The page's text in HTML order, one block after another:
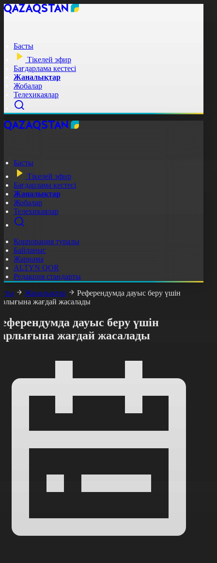
Басты
Тікелей эфир
Бағдарлама кестесі
Жаңалықтар
Жобалар
Телехикаялар
Басты
Тікелей эфир
Бағдарлама кестесі
Жаңалықтар
Жобалар
Телехикаялар
Корпорация туралы
Байланыс
Жарнама
ALTYN QOR
Редакция стандарты
Жаңалықтар
Референдумда дауыс беру үшін
жағдай жасалады
дауыс беру үшін
жағдай жасалады